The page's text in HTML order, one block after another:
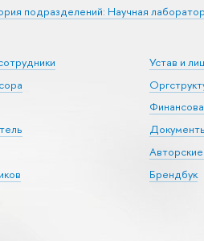
подразделений: Научная
Устав и
Брендбук